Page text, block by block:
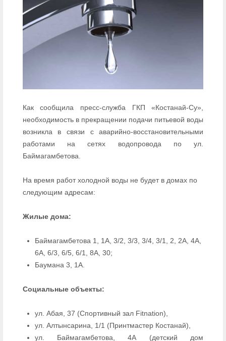
Как сообщила пресс-служба ГКП «Костанай-Су»,
необходимость в прекращении подачи питьевой воды
возникла в связи с аварийно-восстановительными
работами на сетях водопровода по ул.
Баймагамбетова.
На время работ холодной воды не будет в домах по
следующим адресам:
Жилые дома:
Баймагамбетова 1, 1А, 3/2, 3/3, 3/4, 3/1, 2, 2А, 4А,
6А, 6/3, 6/5, 6/1, 8А, 30;
Баумана 3, 1А.
Социальные объекты:
ул. Абая, 37 (Спортивный зал Fitnation),
ул. Алтынсарина, 1/1 (Принтмастер Костанай),
ул. Баймагамбетова, 4А (детский дом